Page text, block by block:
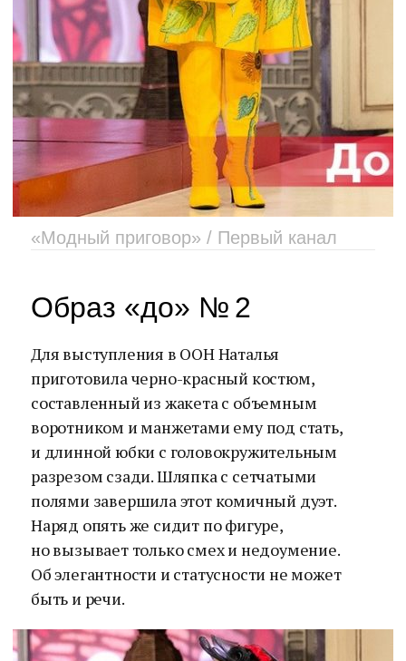
«Модный приговор» / Первый канал
Образ «до» № 2
Для выступления в ООН Наталья
приготовила черно-красный костюм,
составленный из жакета с объемным
воротником и манжетами ему под стать,
и длинной юбки с головокружительным
разрезом сзади. Шляпка с сетчатыми
полями завершила этот комичный дуэт.
Наряд опять же сидит по фигуре,
но вызывает только смех и недоумение.
Об элегантности и статусности не может
быть и речи.